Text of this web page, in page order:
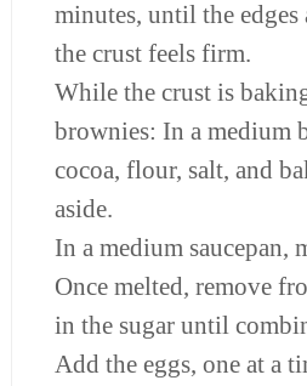
minutes, until the edges
the crust feels firm.
While the crust is
brownies: In a medium
cocoa, flour, salt, and
aside.
In a medium saucepan,
Once melted, remove
in the sugar until
Add the eggs, one at a